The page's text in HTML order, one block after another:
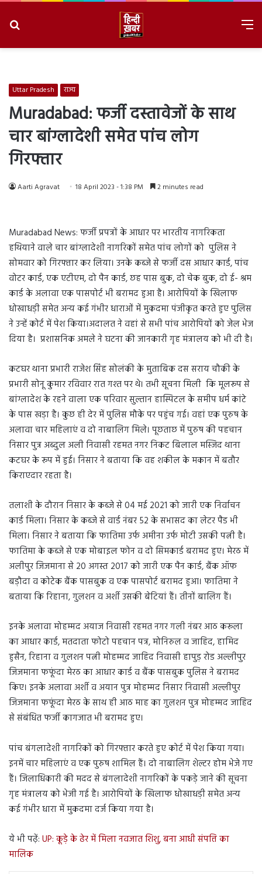
Uttar Pradesh राज्य
Muradabad: फर्जी दस्तावेजों के साथ
चार बांग्लादेशी समेत पांच लोग
गिरफ्तार
Aarti Agravat 18 April 2023 - 1:38 PM 2 minutes read
Muradabad News: फर्जी प्रपत्रों के आधार पर भारतीय नागरिकता
हथियाने वाले चार बांग्लादेशी नागरिकों समेत पांच लोगों को पुलिस ने
सोमवार को गिरफ्तार कर लिया। उनके कब्जे से फर्जी दस आधार कार्ड, पांच
वोटर कार्ड, एक एटीएम, दो पैन कार्ड, छह पास बुक, दो चेक बुक, दो ई- श्रम
कार्ड के अलावा एक पासपोर्ट भी बरामद हुआ है। आरोपियों के खिलाफ
धोखाधड़ी समेत अन्य कई गंभीर धाराओं में मुकदमा पंजीकृत करते हुए पुलिस
ने उन्हें कोर्ट में पेश किया।अदालत ने वहां से सभी पांच आरोपियों को जेल भेज
दिया है। प्रशासनिक अमले ने घटना की जानकारी गृह मंत्रालय को भी दी है।
कटघर थाना प्रभारी राजेश सिंह सोलंकी के मुताबिक दस सराय चौकी के
प्रभारी सोनू कुमार रविवार रात गश्त पर थे। तभी सूचना मिली कि मूलरूप से
बांग्लादेश के रहने वाला एक परिवार सुल्तान हास्पिटल के समीप धर्म कांटे
के पास खड़ा है। कुछ ही देर में पुलिस मौके पर पहुंच गई। वहां एक पुरुष के
अलावा चार महिलाएं व दो नाबालिग मिले। पूछताछ में पुरुष की पहचान
निसार पुत्र अब्दुल अली निवासी रहमत नगर निकट बिलाल मस्जिद थाना
कटघर के रूप में हुई। निसार ने बताया कि वह शकील के मकान में बतौर
किराएदार रहता है।
तलाशी के दौरान निसार के कब्जे से 04 मई 2021 को जारी एक निर्वाचन
कार्ड मिला। निसार के कब्जे से वार्ड नंबर 52 के सभासद का लेटर पैड भी
मिला। निसार ने बताया कि फातिमा उर्फ अमीना उर्फ मोटी उसकी पत्नी है।
फातिमा के कब्जे से एक मोबाइल फोन व दो सिमकार्ड बरामद हुए। मेरठ में
अलीपुर जिजमाना से 20 अगस्त 2017 को जारी एक पैन कार्ड, बैंक ऑफ
बड़ौदा व कोटेक बैंक पासबुक व एक पासपोर्ट बरामद हुआ। फातिमा ने
बताया कि रिहाना, गुलशन व अर्शी उसकी बेटियां हैं। तीनों बालिग हैं।
इनके अलावा मोहम्मद अयाज निवासी रहमत नगर गली नंबर आठ करूला
का आधार कार्ड, मतदाता फोटो पहचान पत्र, मोनिरुल व जाहिद, हामिद
हुसैन, रिहाना व गुलशन पत्नी मोहम्मद जाहिद निवासी हापुड़ रोड अल्लीपुर
जिजमाना फफूंदा मेरठ का आधार कार्ड व बैंक पासबुक पुलिस ने बरामद
किए। इनके अलावा अर्शी व अयान पुत्र मोहम्मद निसार निवासी अल्लीपुर
जिजमाना फफूंदा मेरठ के साथ ही आठ माह का गुलशन पुत्र मोहम्मद जाहिद
से संबंधित फर्जी कागजात भी बरामद हुए।
पांच बंगलादेशी नागरिकों को गिरफ्तार करते हुए कोर्ट में पेश किया गया।
इनमें चार महिलाएं व एक पुरुष शामिल हैं। दो नाबालिग शेल्टर होम भेजे गए
हैं। जिलाधिकारी की मदद से बंगलादेशी नागरिकों के पकड़े जाने की सूचना
गृह मंत्रालय को भेजी गई है। आरोपियों के खिलाफ धोखाधड़ी समेत अन्य
कई गंभीर धारा में मुकदमा दर्ज किया गया है।
ये भी पढ़ें: UP: कूड़े के ढेर में मिला नवजात शिशु, बना आधी संपत्ति का
मालिक